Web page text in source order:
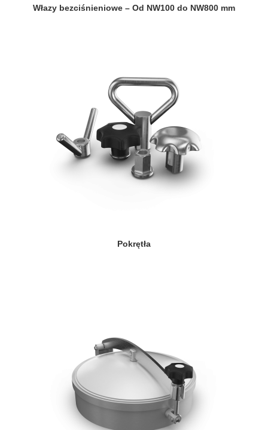
Włazy bezciśnieniowe – Od NW100 do NW800 mm
Pokrętła